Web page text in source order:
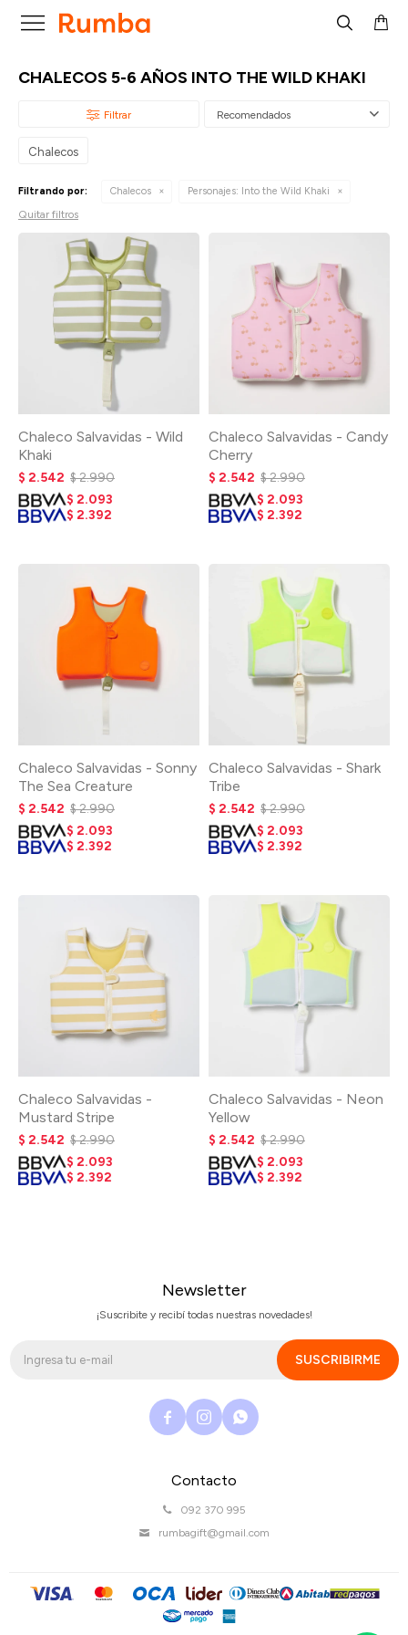

CHALECOS 5-6 AÑOS INTO THE WILD KHAKI
Recomendados
Chalecos
Filtrando por: Chalecos Personajes: Into the Wild Khaki
Quitar filtros
Chaleco Salvavidas - Wild
Khaki
$ 2.542 $2.990
$ 2.093
$ 2.392
Chaleco Salvavidas - Candy
Cherry
$ 2.542 $2.990
$ 2.093
$ 2.392
Chaleco Salvavidas - Sonny
The Sea Creature
$ 2.542 $2.990
$ 2.093
$ 2.392
Chaleco Salvavidas - Shark
Tribe
$ 2.542 $2.990
$ 2.093
$ 2.392
Chaleco Salvavidas -
Mustard Stripe
$ 2.542 $2.990
$ 2.093
$ 2.392
Chaleco Salvavidas - Neon
Yellow
$ 2.542 $2.990
$ 2.093
$ 2.392
Contacto
092 370 995
rumbagift@gmail.com
Newsletter
¡Suscribite y recibí todas nuestras novedades!
SUSCRIBIRME
  